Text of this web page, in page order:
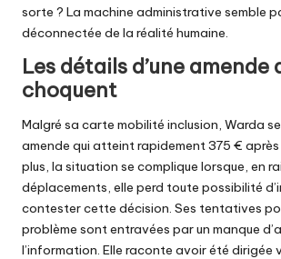
sorte ? La machine administrative semble
déconnectée de la réalité humaine.
Les détails d’une amende
choquent
Malgré sa carte mobilité inclusion, Warda
amende qui atteint rapidement 375 €
plus, la situation se complique lorsque, en
déplacements, elle perd toute possibilité
contester cette décision. Ses tentatives
problème sont entravées par un manque
l’information. Elle raconte avoir été dirigée